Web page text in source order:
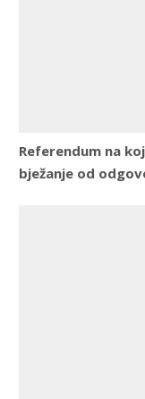
Referendum na
bježanje od